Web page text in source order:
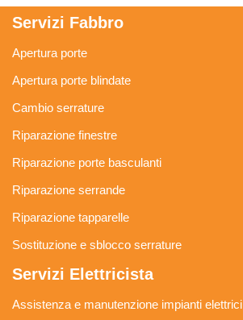
Servizi Fabbro
Apertura porte
Apertura porte blindate
Cambio serrature
Riparazione finestre
Riparazione porte basculanti
Riparazione serrande
Riparazione tapparelle
Sostituzione e sblocco serrature
Servizi Elettricista
Assistenza e manutenzione impianti elettrici